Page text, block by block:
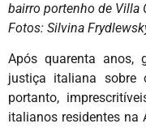
bairro portenho de Villa
Fotos: Silvina
Após quarenta anos,
justiça italiana sobre
portanto,
italianos residentes na